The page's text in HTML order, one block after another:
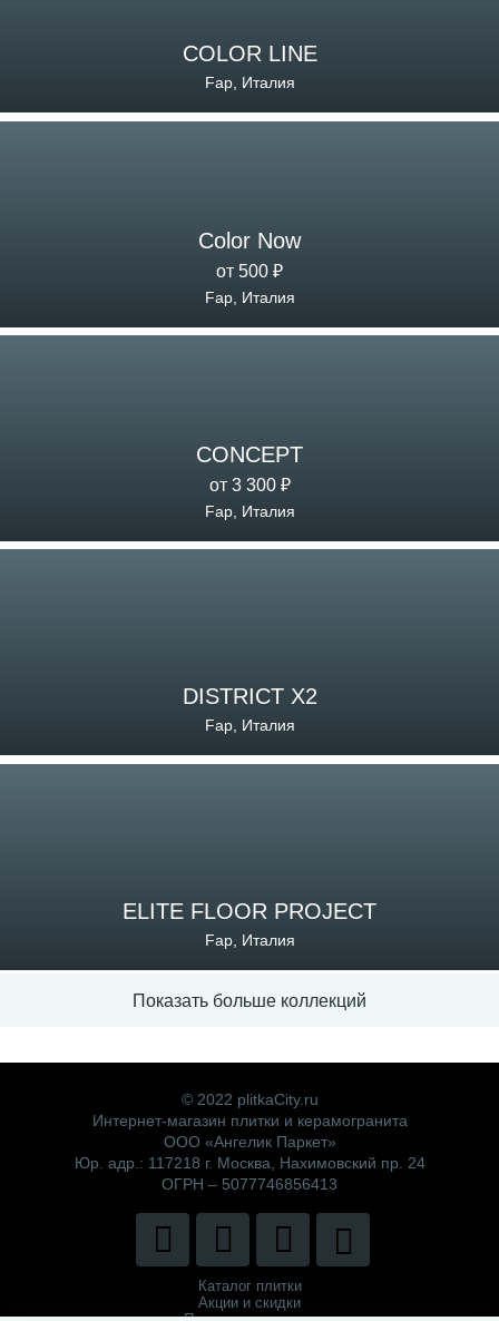
COLOR LINE
Fap, Италия
Color Now
от 500 ₽
Fap, Италия
CONCEPT
от 3 300 ₽
Fap, Италия
DISTRICT X2
Fap, Италия
ELITE FLOOR PROJECT
Fap, Италия
Показать больше коллекций
© 2022 plitkaCity.ru
Интернет-магазин плитки и керамогранита
ООО «Ангелик Паркет»
Юр. адр.: 117218 г. Москва, Нахимовский пр. 24
ОГРН – 5077746856413
Каталог плитки
Акции и скидки